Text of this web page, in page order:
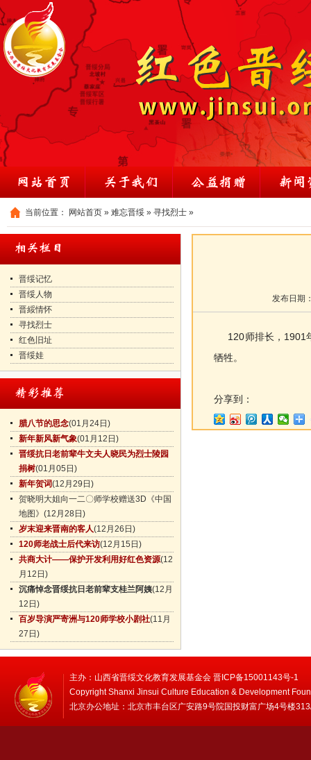
当前位置： 网站首页 » 难忘晋绥 » 寻找烈士 »
晋绥记忆
晋绥人物
晋綏情怀
寻找烈士
红色旧址
晋绥娃
腊八节的思念(01月24日)
新年新风新气象(01月12日)
晋绥抗日老前辈牛文夫人晓民为烈士陵园
捐树(01月05日)
新年贺词(12月29日)
贺晓明大姐向一二〇师学校赠送3D《中国
地图》 (12月28日)
岁末迎来晋南的客人(12月26日)
120师老战士后代来访(12月15日)
共商大计——保护开发利用好红色资源(12
月12日)
沉痛悼念晋绥抗日老前辈支桂兰阿姨(12月
12日)
百岁导演严寄洲与120师学校小剧社(11月
27日)
发布日期
120师排长，1901
牺牲。
分享到：
主办：山西省晋绥文化教育发展基金会 晋ICP备15001143号-1
Copyright Shanxi Jinsui Culture Education & Development
北京办公地址：北京市丰台区广安路9号院国投财富广场4号楼